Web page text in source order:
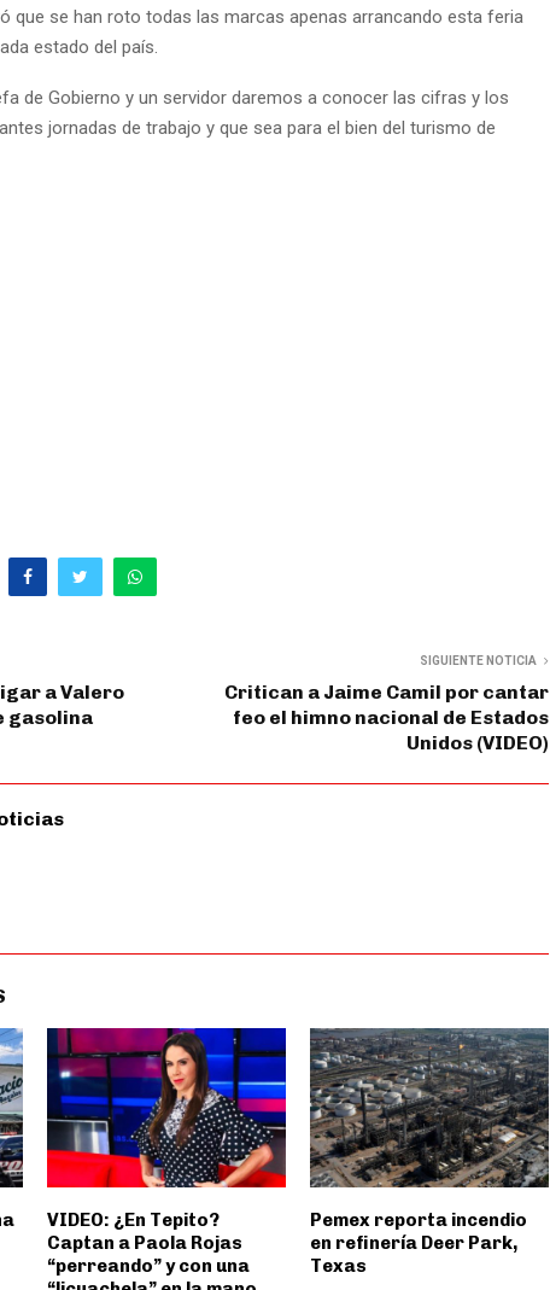
que se han roto todas las marcas apenas arrancando esta feria
estado del país.
de Gobierno y un servidor daremos a conocer las cifras y los
jornadas de trabajo y que sea para el bien del turismo de
a Valero
gasolina
SIGUIENTE NOTICIA
Critican a Jaime Camil por cantar
feo el himno nacional de Estados
Unidos (VIDEO)
VIDEO: ¿En Tepito?
Captan a Paola Rojas
“perreando” y con una
Pemex reporta incendio
en refinería Deer Park,
Texas